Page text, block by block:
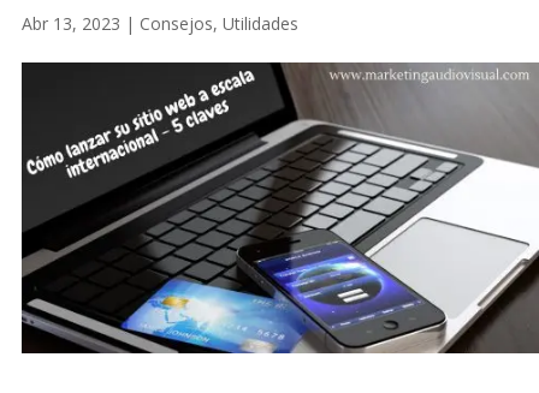
Abr 13, 2023 | Consejos, Utilidades